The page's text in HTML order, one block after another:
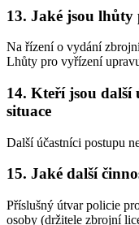
13. Jaké jsou
Na řízení o vydání
Lhůty pro vyřízení
14. Kteří jsou další
situace
Další účastníci postupu
15. Jaké další
Příslušný útvar policie
osoby (držitele zbrojní